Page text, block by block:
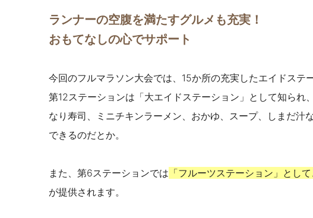
ランナーの空腹を満たすグルメも充実！
おもてなしの心でサポート
今回のフルマラソン大会では、15か所の充実したエイドス
第12ステーションは「大エイドステーション」として知られ
なり寿司、ミニチキンラーメン、おかゆ、スープ、しまだ汁な
できるのだとか。
また、第6ステーションでは 「フルーツステーション」とし
が提供されます。